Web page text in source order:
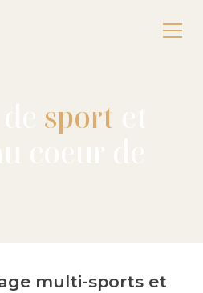
sport
multi-sports et